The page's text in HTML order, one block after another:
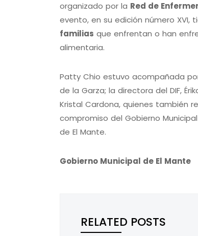
organizado por la Red de
evento, en su edición número
familias que enfrentan o han
alimentaria.
Patty Chio estuvo acompañada
de la Garza; la directora del DIF,
Kristal Cardona, quienes también
compromiso del Gobierno
de El Mante.
Gobierno Municipal de El Mante
RELATED POSTS